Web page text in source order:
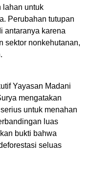
lahan untuk
Perubahan tutupan
antaranya karena
sektor nonkehutanan,
Yayasan Madani
mengatakan
untuk menahan
luas
bukti bahwa
seluas